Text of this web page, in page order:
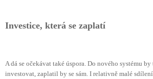
Investice, která se zaplatí
A dá se očekávat také úspora. Do nového systému
investovat, zaplatil by se sám. I relativně malé